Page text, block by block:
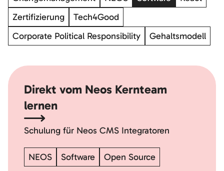
Zertifizierung
Tech4Good
Corporate Political Responsibility
Gehaltsmodell
Direkt vom Neos Kernteam
lernen
Schulung für Neos CMS Integratoren
NEOS Software Open Source